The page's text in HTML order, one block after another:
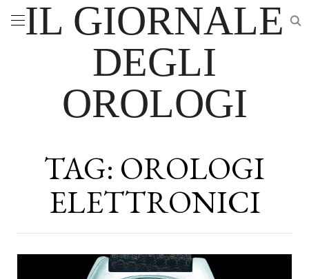
IL GIORNALE
DEGLI
OROLOGI
TAG: OROLOGI
ELETTRONICI